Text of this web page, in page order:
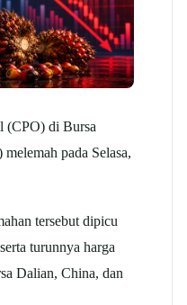
(CPO) di Bursa
pada Selasa,
tersebut dipicu
turunnya harga
Dalian, China, dan